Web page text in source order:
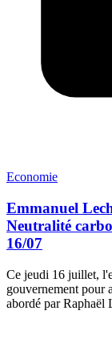
Economie
Emmanuel
Neutralité
16/07
Ce jeudi 16 juillet,
gouvernement pour
abordé par Raphaël